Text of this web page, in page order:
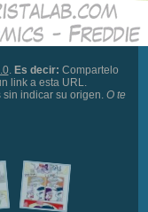
. Es decir: Compartelo
link a esta URL.
sin indicar su origen. O te